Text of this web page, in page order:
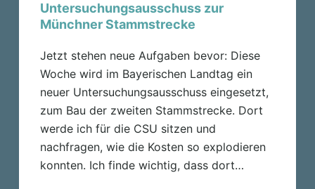
Untersuchungsausschuss zur
Münchner Stammstrecke
Jetzt stehen neue Aufgaben bevor: Diese
Woche wird im Bayerischen Landtag ein
neuer Untersuchungsausschuss eingesetzt,
zum Bau der zweiten Stammstrecke. Dort
werde ich für die CSU sitzen und
nachfragen, wie die Kosten so explodieren
konnten. Ich finde wichtig, dass dort…